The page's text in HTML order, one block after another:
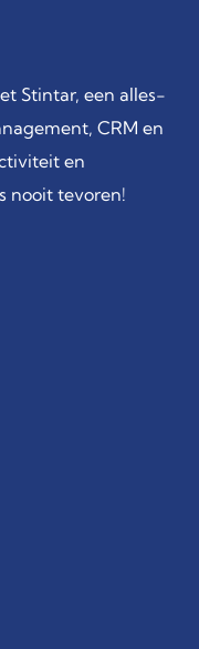
Stintar, een alles-
CRM en
en
nooit tevoren!